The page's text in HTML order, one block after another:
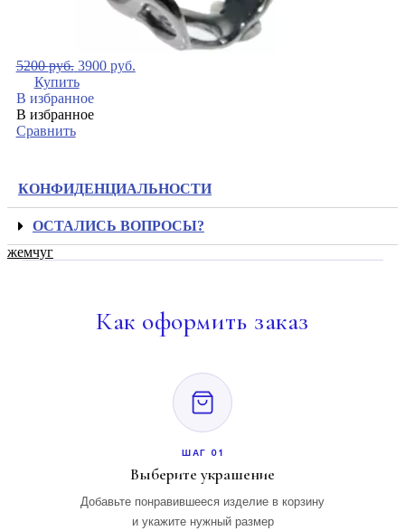
5200руб. 3900 руб.
Купить
В избранное
В избранное
Сравнить
КОНФИДЕНЦИАЛЬНОСТИ
ОСТАЛИСЬ ВОПРОСЫ?
жемчуг
Как оформить заказ
ШАГ 01
Выберите украшение
Добавьте понравившееся изделие в корзину
и укажите нужный размер